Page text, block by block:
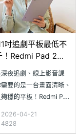
吋追劇平板最低不
！Redmi Pad 2通
價格一次看
夜追劇、線上影音課
要的是一台畫面清晰、
穩的平板！Redmi Pad
色彩飽滿清晰，結合機身
Dolby Atmos 四揚聲
2026-04-21
4828